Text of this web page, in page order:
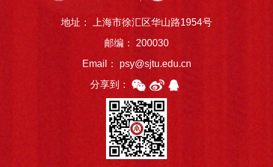
地址： 上海市徐汇区华山路1954号
邮编： 200030
Email： psy@sjtu.edu.cn
分享到：